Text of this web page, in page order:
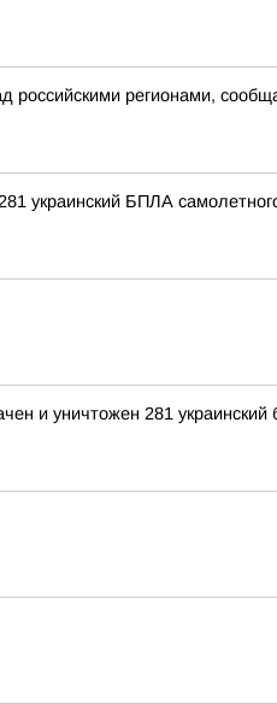
российскими регионами,
украинский БПЛА
и уничтожен 281 украинский